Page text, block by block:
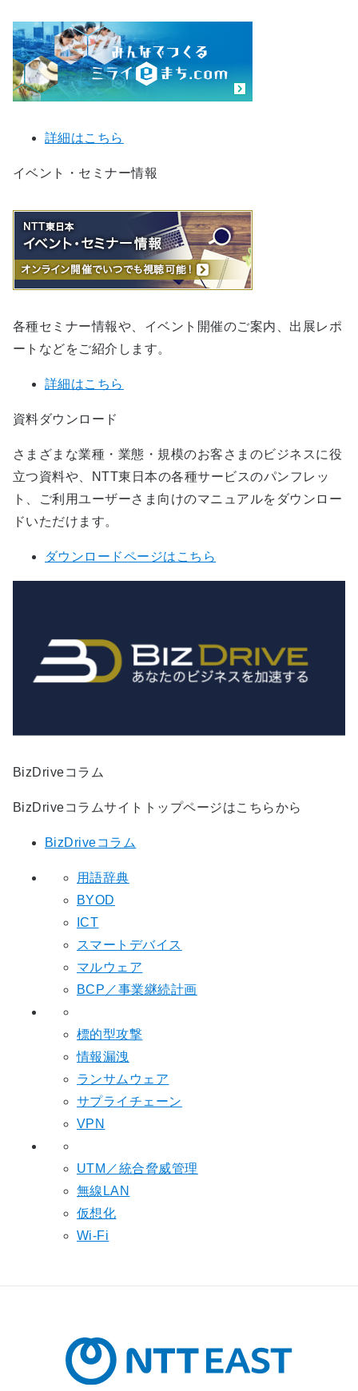
詳細はこちら
イベント・セミナー情報
各種セミナー情報や、イベント開催のご案内、出展レポ
ートなどをご紹介します。
詳細はこちら
資料ダウンロード
さまざまな業種・業態・規模のお客さまのビジネスに役
立つ資料や、NTT東日本の各種サービスのパンフレッ
ト、ご利用ユーザーさま向けのマニュアルをダウンロー
ドいただけます。
ダウンロードページはこちら
BizDriveコラム
BizDriveコラムサイトトップページはこちらから
BizDriveコラム
用語辞典
BYOD
ICT
スマートデバイス
マルウェア
BCP／事業継続計画
標的型攻撃
情報漏洩
ランサムウェア
サプライチェーン
VPN
UTM／統合脅威管理
無線LAN
仮想化
Wi-Fi